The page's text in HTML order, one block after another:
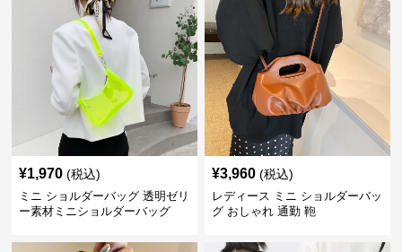
¥1,970 (税込)
ミニ ショルダーバッグ 透明ゼリ
ー素材ミニショルダーバッグ
¥3,960 (税込)
レディース ミニ ショルダーバッ
グ おしゃれ 通勤 鞄